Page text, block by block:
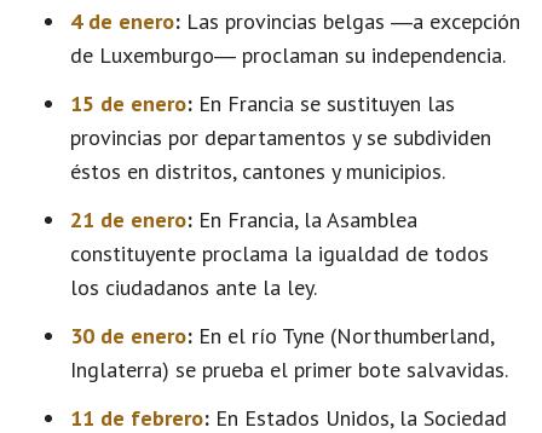
4 de enero: Las provincias belgas ―a excepción
de Luxemburgo― proclaman su independencia.
15 de enero: En Francia se sustituyen las
provincias por departamentos y se subdividen
éstos en distritos, cantones y municipios.
21 de enero: En Francia, la Asamblea
constituyente proclama la igualdad de todos
los ciudadanos ante la ley.
30 de enero: En el río Tyne (Northumberland,
Inglaterra) se prueba el primer bote salvavidas.
11 de febrero: En Estados Unidos, la Sociedad